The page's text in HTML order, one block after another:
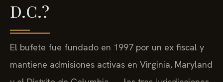
D.C.?
El bufete fue fundado en 1997 por un ex fiscal y
mantiene admisiones activas en Virginia, Maryland